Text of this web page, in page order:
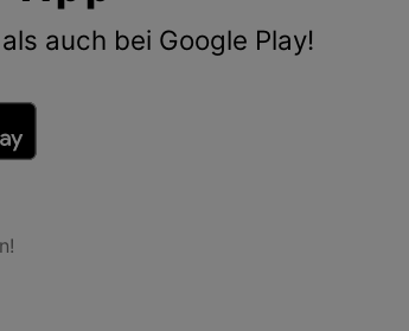
auch bei Google Play!